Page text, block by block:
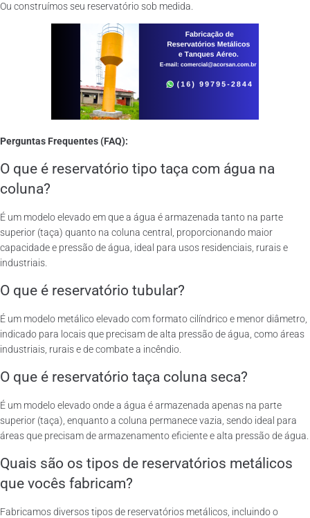
Ou construímos seu reservatório sob medida.
Perguntas Frequentes (FAQ):
O que é reservatório tipo taça com água na
coluna?
É um modelo elevado em que a água é armazenada tanto na parte
superior (taça) quanto na coluna central, proporcionando maior
capacidade e pressão de água, ideal para usos residenciais, rurais e
industriais.
O que é reservatório tubular?
É um modelo metálico elevado com formato cilíndrico e menor diâmetro,
indicado para locais que precisam de alta pressão de água, como áreas
industriais, rurais e de combate a incêndio.
O que é reservatório taça coluna seca?
É um modelo elevado onde a água é armazenada apenas na parte
superior (taça), enquanto a coluna permanece vazia, sendo ideal para
áreas que precisam de armazenamento eficiente e alta pressão de água.
Quais são os tipos de reservatórios metálicos
que vocês fabricam?
Fabricamos diversos tipos de reservatórios metálicos, incluindo o